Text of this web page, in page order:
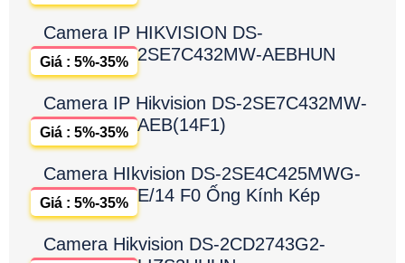
Camera IP HIKVISION DS-
2SE7C432MW-AEBHUN
Giá : 5%-35%
Camera IP Hikvision DS-2SE7C432MW-
AEB(14F1)
Giá : 5%-35%
Camera HIkvision DS-2SE4C425MWG-
E/14 F0 Ống Kính Kép
Giá : 5%-35%
Camera Hikvision DS-2CD2743G2-